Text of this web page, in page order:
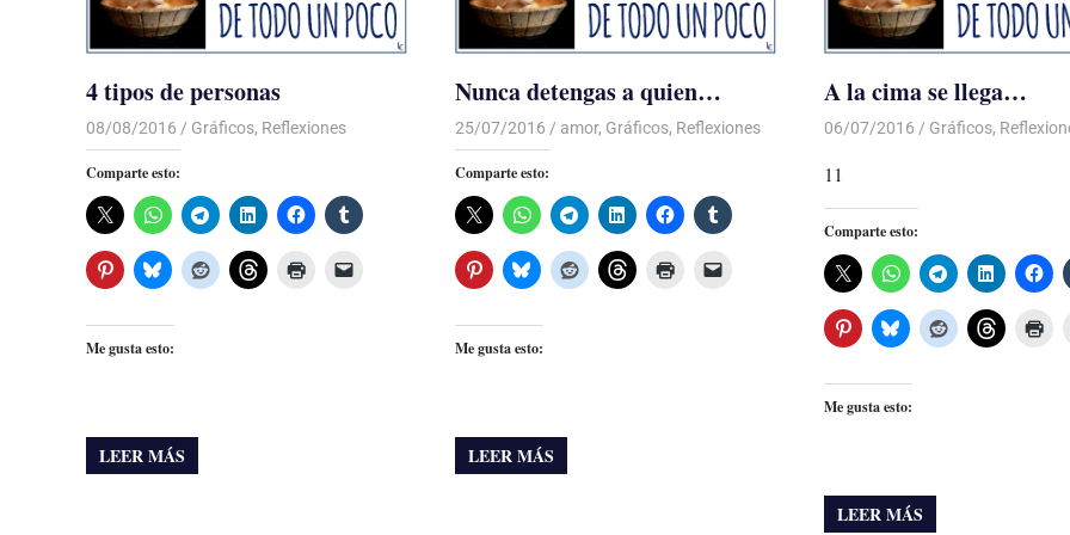
4 tipos de personas
08/08/2016 Luis Castellanos
Gráficos, Reflexiones
Comparte esto:
Me gusta esto:
LEER MÁS
Nunca detengas a quien…
25/07/2016 Luis Castellanos
amor, Gráficos, Reflexiones
Comparte esto:
Me gusta esto:
LEER MÁS
A la cima se llega…
06/07/2016 Luis Castellanos
Gráficos,
11
Comparte esto:
Me gusta esto:
LEER MÁS